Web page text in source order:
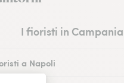
I fioristi in
a Napoli